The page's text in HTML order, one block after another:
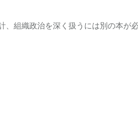
組織政治を深く扱うには別の本が